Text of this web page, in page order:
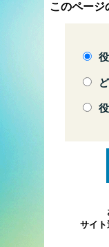
このページ
サイト